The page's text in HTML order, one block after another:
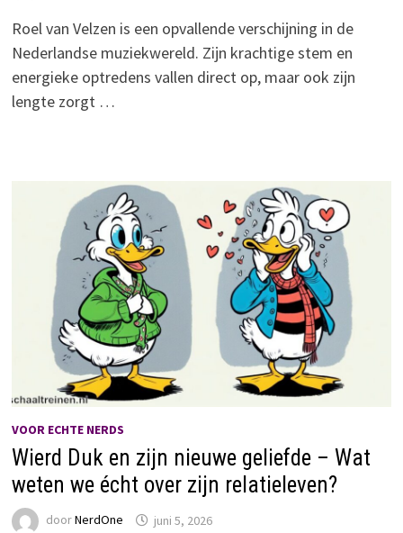
Roel van Velzen is een opvallende verschijning in de
Nederlandse muziekwereld. Zijn krachtige stem en
energieke optredens vallen direct op, maar ook zijn
lengte zorgt …
VOOR ECHTE NERDS
Wierd Duk en zijn nieuwe geliefde – Wat
weten we écht over zijn relatieleven?
doorNerdOne juni 5, 2026